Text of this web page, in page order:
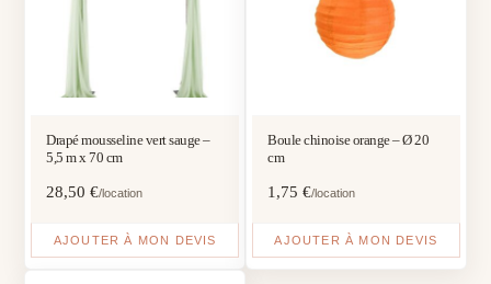
Drapé mousseline vert sauge –
5,5 m x 70 cm
28,50€/location
AJOUTER À MON DEVIS
Boule chinoise orange – Ø 20
cm
1,75 €/location
AJOUTER À MON DEVIS